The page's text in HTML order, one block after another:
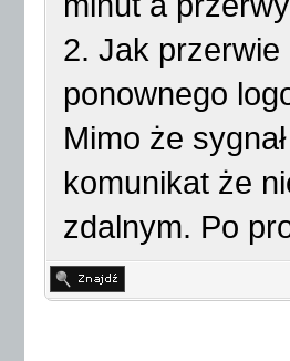
2. Jak przerwie
ponownego
Mimo że
komunikat że
zdalnym. Po